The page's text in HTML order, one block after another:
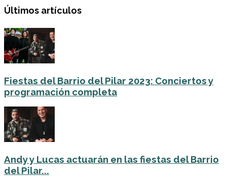
Últimos artículos
Fiestas del Barrio del Pilar 2023: Conciertos y
programación completa
Andy y Lucas actuarán en las fiestas del Barrio
del Pilar...